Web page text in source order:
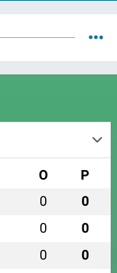
O P
0 0
0 0
0 0